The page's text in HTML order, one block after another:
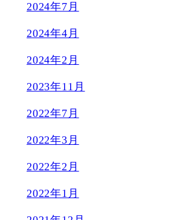
2024年7月
2024年4月
2024年2月
2023年11月
2022年7月
2022年3月
2022年2月
2022年1月